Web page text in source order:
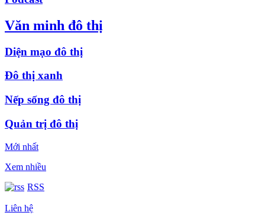
Văn minh đô thị
Diện mạo đô thị
Đô thị xanh
Nếp sống đô thị
Quản trị đô thị
Mới nhất
Xem nhiều
RSS
Liên hệ